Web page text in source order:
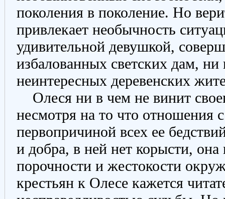
поколения в поколение. Но
привлекает необычность
удивительной девушкой,
избалованных светских дам,
неинтересных деревенских
Олеся ни в чем не винит
несмотря на то что отношения
первопричиной всех ее
и добра, в ней нет корысти,
порочности и жестокости
крестьян к Олесе кажется